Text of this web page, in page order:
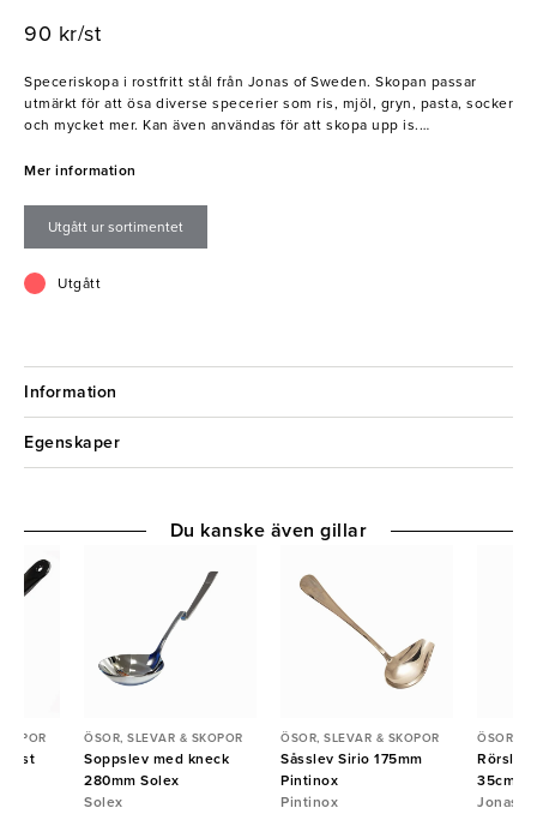
90 kr/st
Speceriskopa i rostfritt stål från Jonas of Sweden. Skopan passar
utmärkt för att ösa diverse specerier som ris, mjöl, gryn, pasta, socker
och mycket mer. Kan även användas för att skopa upp is.
- Rostfritt 18/10
- Kan diskas i maskin
Mer information
Utgått ur sortimentet
Utgått
Information
Egenskaper
ÖSOR, SLEVAR & SKOPOR
Soppslev med kneck
280mm Solex
Solex
ÖSOR, SLEVAR & SKOPOR
Såsslev Sirio 175mm
Pintinox
Pintinox
ÖSOR,
Rörslev
35cm
Jonas
Du kanske även gillar